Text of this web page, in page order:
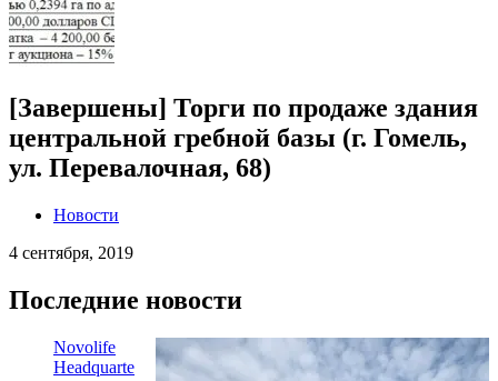
[Завершены] Торги по продаже здания
центральной гребной базы (г. Гомель,
ул. Перевалочная, 68)
Новости
4 сентября, 2019
Последние новости
Novolife
Headquarte